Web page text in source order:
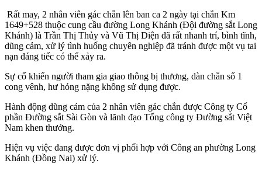
Rất may, 2 nhân viên gác chắn lên ban ca 2 ngày tại chắn Km
1649+528 thuộc cung cầu đường Long Khánh (Đội đường sắt Long
Khánh) là Trần Thị Thủy và Vũ Thị Diện đã rất nhanh trí, bình tĩnh,
dũng cảm, xử lý tình huống chuyên nghiệp đã tránh được một vụ tai
nạn đáng tiếc có thể xảy ra.
Sự cố khiến người tham gia giao thông bị thương, dàn chắn số 1
cong vênh, hư hỏng nặng không sử dụng được.
Hành động dũng cảm của 2 nhân viên gác chắn được Công ty Cổ
phần Đường sắt Sài Gòn và lãnh đạo Tổng công ty Đường sắt Việt
Nam khen thưởng.
Hiện vụ việc đang được đơn vị phối hợp với Công an phường Long
Khánh (Đồng Nai) xử lý.